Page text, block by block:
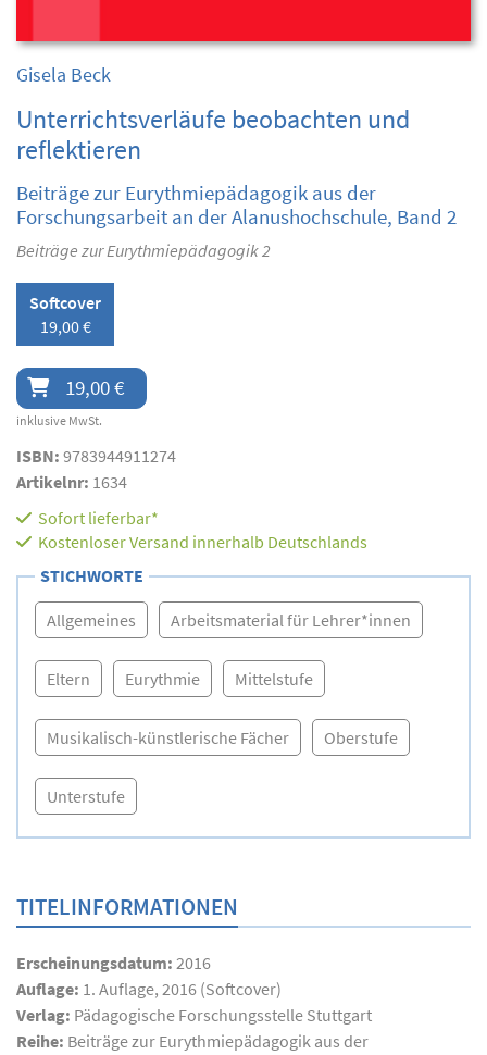
Gisela Beck
Unterrichtsverläufe beobachten und
reflektieren
Beiträge zur Eurythmiepädagogik aus der
Forschungsarbeit an der Alanushochschule, Band 2
Beiträge zur Eurythmiepädagogik 2
Softcover
19,00 €
19,00 €
inklusive MwSt.
ISBN: 9783944911274
Artikelnr: 1634
Sofort lieferbar*
Kostenloser Versand innerhalb Deutschlands
STICHWORTE
Allgemeines Arbeitsmaterial für Lehrer*innen
Eltern Eurythmie Mittelstufe
Musikalisch-künstlerische Fächer Oberstufe
Unterstufe
TITELINFORMATIONEN
Erscheinungsdatum: 2016
Auflage: 1. Auflage, 2016 (Softcover)
Verlag: Pädagogische Forschungsstelle Stuttgart
Reihe: Beiträge zur Eurythmiepädagogik aus der